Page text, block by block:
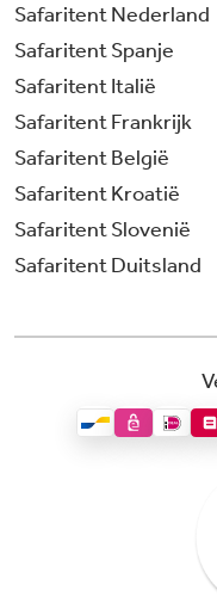
Safaritent Nederland
Safaritent Spanje
Safaritent Italië
Safaritent Frankrijk
Safaritent België
Safaritent Kroatië
Safaritent Slovenië
Safaritent Duitsland